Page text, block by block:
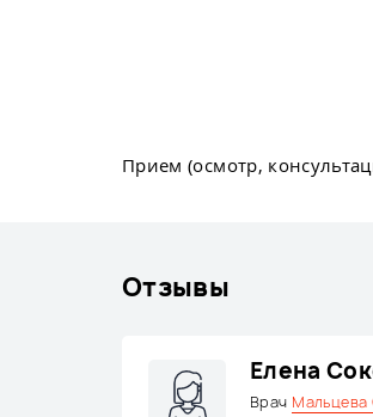
Прием (осмотр,
Отзывы
Елена
Врач Мальцева